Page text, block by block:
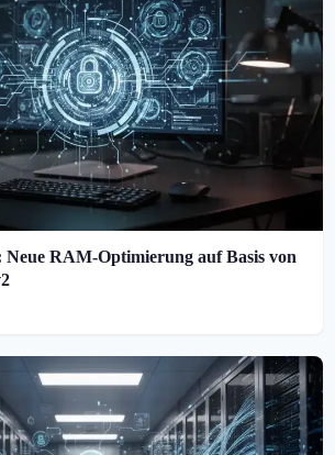
RAM-Optimierung auf Basis von